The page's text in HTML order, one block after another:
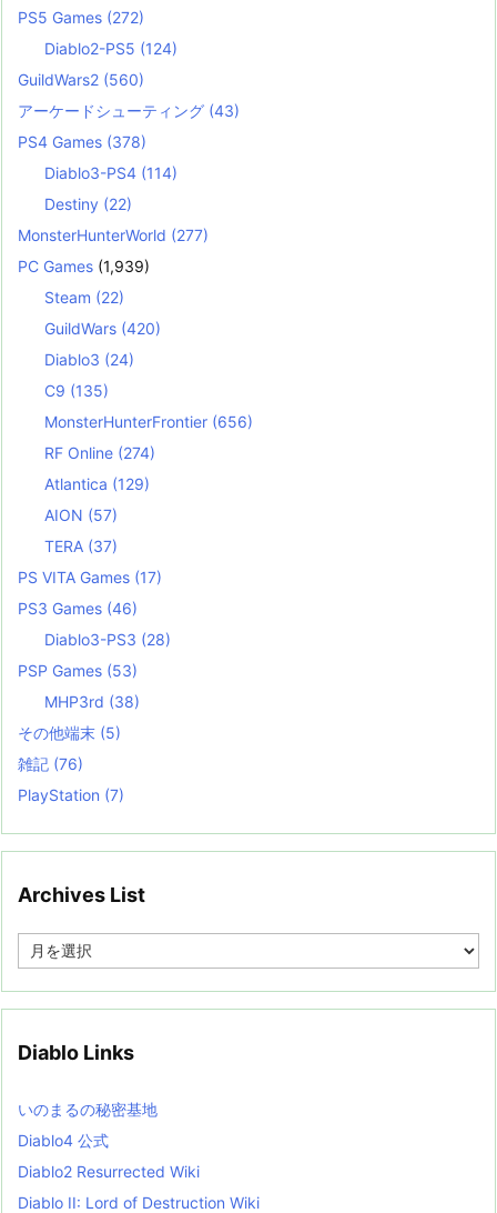
PS5 Games (272)
Diablo2-PS5 (124)
GuildWars2 (560)
アーケードシューティング (43)
PS4 Games (378)
Diablo3-PS4 (114)
Destiny (22)
MonsterHunterWorld (277)
PC Games (1,939)
Steam (22)
GuildWars (420)
Diablo3 (24)
C9 (135)
MonsterHunterFrontier (656)
RF Online (274)
Atlantica (129)
AION (57)
TERA (37)
PS VITA Games (17)
PS3 Games (46)
Diablo3-PS3 (28)
PSP Games (53)
MHP3rd (38)
その他端末 (5)
雑記 (76)
PlayStation (7)
Archives List
e
i
s
t
Diablo Links
いのまるの秘密基地
Diablo4 公式
Diablo2 Resurrected Wiki
Diablo II: Lord of Destruction Wiki